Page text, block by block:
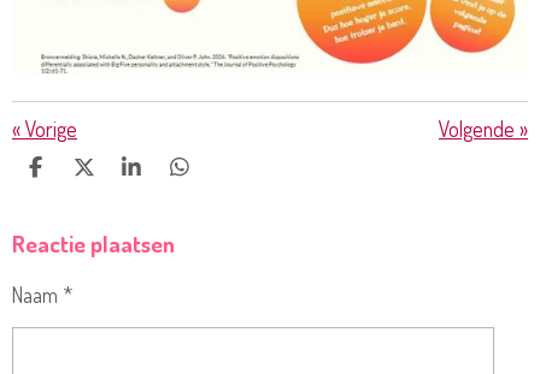
«Vorige Volgende »
D
E
D
L
S
R
D
Reactie plaatsen
Naam *